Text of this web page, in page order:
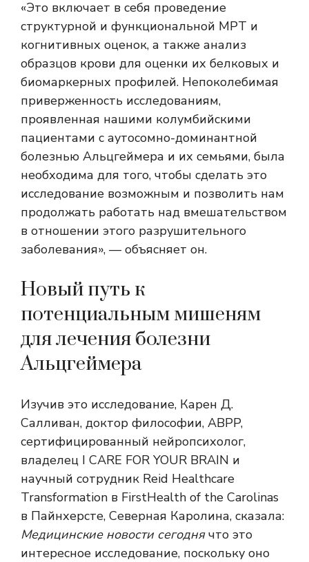
«Это включает в себя проведение
структурной и функциональной МРТ и
когнитивных оценок, а также анализ
образцов крови для оценки их белковых и
биомаркерных профилей. Непоколебимая
приверженность исследованиям,
проявленная нашими колумбийскими
пациентами с аутосомно-доминантной
болезнью Альцгеймера и их семьями, была
необходима для того, чтобы сделать это
исследование возможным и позволить нам
продолжать работать над вмешательством
в отношении этого разрушительного
заболевания», — объясняет он.
Новый путь к
потенциальным мишеням
для лечения болезни
Альцгеймера
Изучив это исследование, Карен Д.
Салливан, доктор философии, ABPP,
сертифицированный нейропсихолог,
владелец I CARE FOR YOUR BRAIN и
научный сотрудник Reid Healthcare
Transformation в FirstHealth of the Carolinas
в Пайнхерсте, Северная Каролина, сказала:
Медицинские новости сегоднячто это
интересное исследование, поскольку оно